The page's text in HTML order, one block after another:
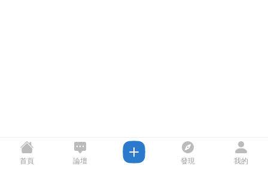
首頁 論壇 發現 我的